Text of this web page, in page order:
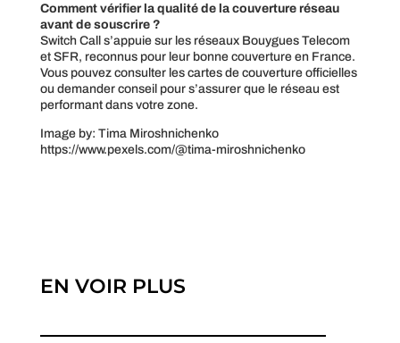
Comment vérifier la qualité de la couverture réseau
avant de souscrire ?
Switch Call s’appuie sur les réseaux Bouygues Telecom
et SFR, reconnus pour leur bonne couverture en France.
Vous pouvez consulter les cartes de couverture officielles
ou demander conseil pour s’assurer que le réseau est
performant dans votre zone.
Image by: Tima Miroshnichenko
https://www.pexels.com/@tima-miroshnichenko
EN VOIR PLUS